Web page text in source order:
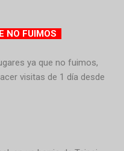
NO FUIMOS
ya que no fuimos,
visitas de 1 día desde